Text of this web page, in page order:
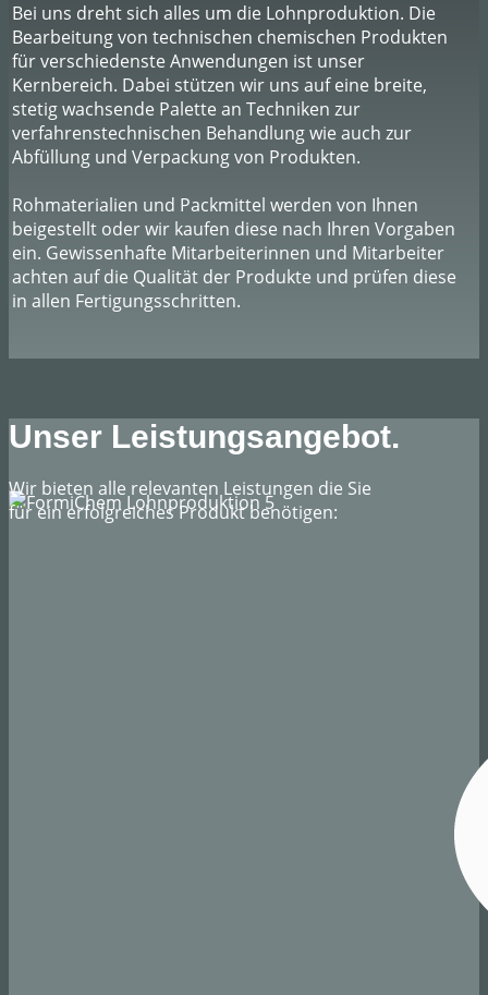
Bei uns dreht sich alles um die Lohnproduktion. Die
Bearbeitung von technischen chemischen Produkten
für verschiedenste Anwendungen ist unser
Kernbereich. Dabei stützen wir uns auf eine breite,
stetig wachsende Palette an Techniken zur
verfahrenstechnischen Behandlung wie auch zur
Abfüllung und Verpackung von Produkten.
Rohmaterialien und Packmittel werden von Ihnen
beigestellt oder wir kaufen diese nach Ihren Vorgaben
ein. Gewissenhafte Mitarbeiterinnen und Mitarbeiter
achten auf die Qualität der Produkte und prüfen diese
in allen Fertigungsschritten.
Unser Leistungsangebot.
Wir bieten alle relevanten Leistungen die Sie
für ein erfolgreiches Produkt benötigen: